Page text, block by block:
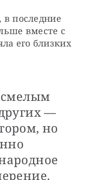
в последние
вместе с
его близких
—
но